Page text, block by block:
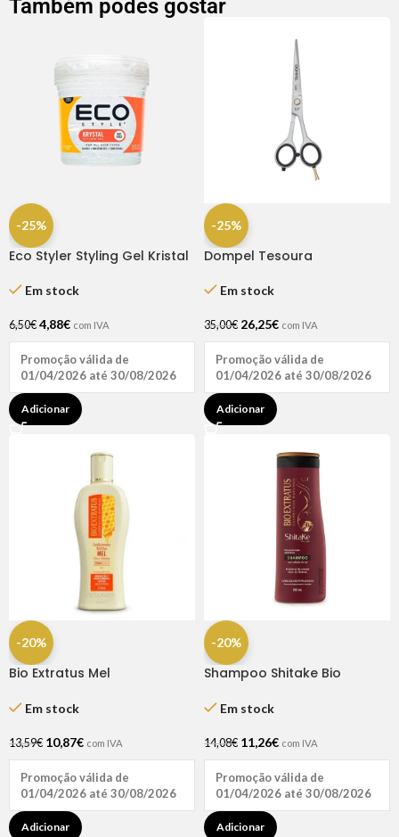
Também podes gostar
-25%
Eco Styler Styling Gel Kristal
Em stock
6,50€ 4,88€ com IVA
Promoção válida de
01/04/2026 até 30/08/2026
Adicionar
-25%
Dompel Tesoura
Navalha 6.5″
Em stock
35,00€ 26,25€ com IVA
Promoção válida de
01/04/2026 até 30/08/2026
Adicionar
-20%
Bio Extratus Mel
Em stock
13,59€ 10,87€ com IVA
Promoção válida de
01/04/2026 até 30/08/2026
Adicionar
-20%
Shampoo Shitake Bio
Em stock
14,08€ 11,26€ com IVA
Promoção válida de
01/04/2026 até 30/08/2026
Adicionar